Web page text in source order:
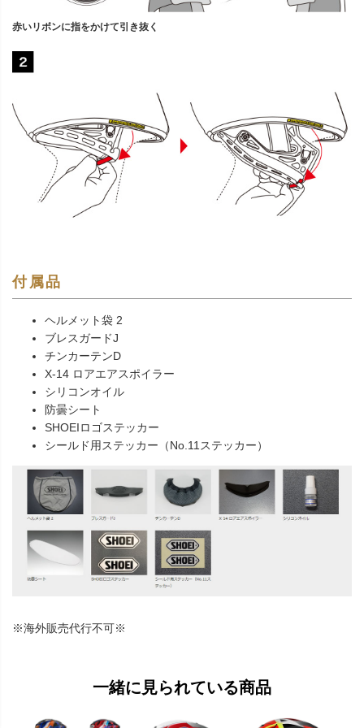
赤いリボンに指をかけて引き抜く
付属品
ヘルメット袋 2
ブレスガードJ
チンカーテンD
X-14 ロアエアスポイラー
シリコンオイル
防曇シート
SHOEIロゴステッカー
シールド用ステッカー（No.11ステッカー）
※海外販売代行不可※
一緒に見られている商品